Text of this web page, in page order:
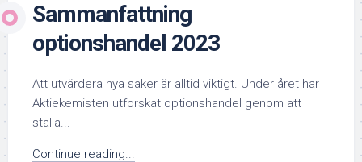
Sammanfattning
optionshandel 2023
Att utvärdera nya saker är alltid viktigt. Under året har
Aktiekemisten utforskat optionshandel genom att
ställa...
Continue reading...